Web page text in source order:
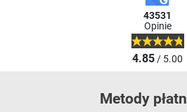
43531
Opinie
4.85/ 5.00
Metody